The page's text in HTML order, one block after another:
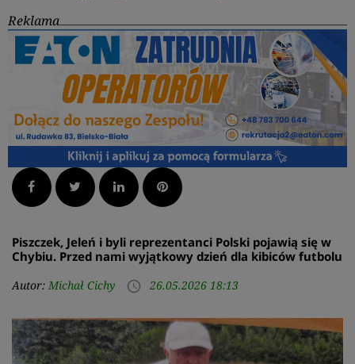
Reklama
Facebook Twitter LinkedInPinterest
Piszczek, Jeleń i byli reprezentanci Polski pojawią się w
Chybiu. Przed nami wyjątkowy dzień dla kibiców futbolu
Autor: Michał Cichy access_time 26.05.2026 18:13